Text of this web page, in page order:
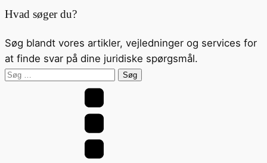
Hvad søger du?
Søg blandt vores artikler, vejledninger og services for
at finde svar på dine juridiske spørgsmål.
Søg